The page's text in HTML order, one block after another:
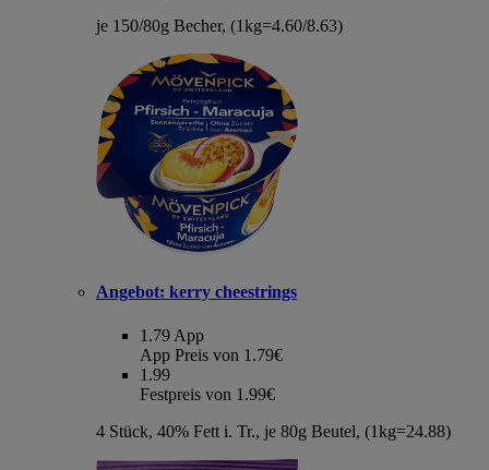
je 150/80g Becher, (1kg=4.60/8.63)
Angebot: kerry cheestrings
1.79 App
App Preis von 1.79€
1.99
Festpreis von 1.99€
4 Stück, 40% Fett i. Tr., je 80g Beutel, (1kg=24.88)